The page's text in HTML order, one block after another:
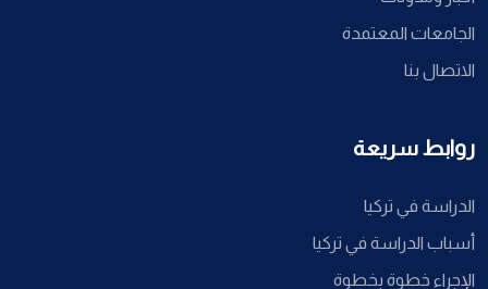
الجامعات المعتمدة
الاتصال بنا
روابط سريعة
الدراسة في تركيا
أسباب الدراسة في تركيا
الإجراء خطوة بخطوة